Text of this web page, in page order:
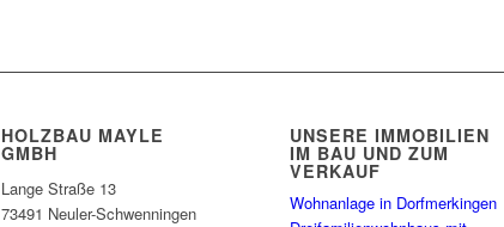
HOLZBAU MAYLE
GMBH
Lange Straße 13
73491 Neuler-Schwenningen
UNSERE IMMOBILIEN
IM BAU UND ZUM
VERKAUF
Wohnanlage in Dorfmerkingen